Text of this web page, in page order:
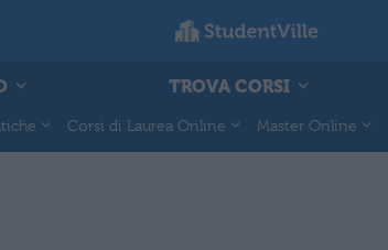
TROVA CORSI
Corsi di Laurea Online Master Online